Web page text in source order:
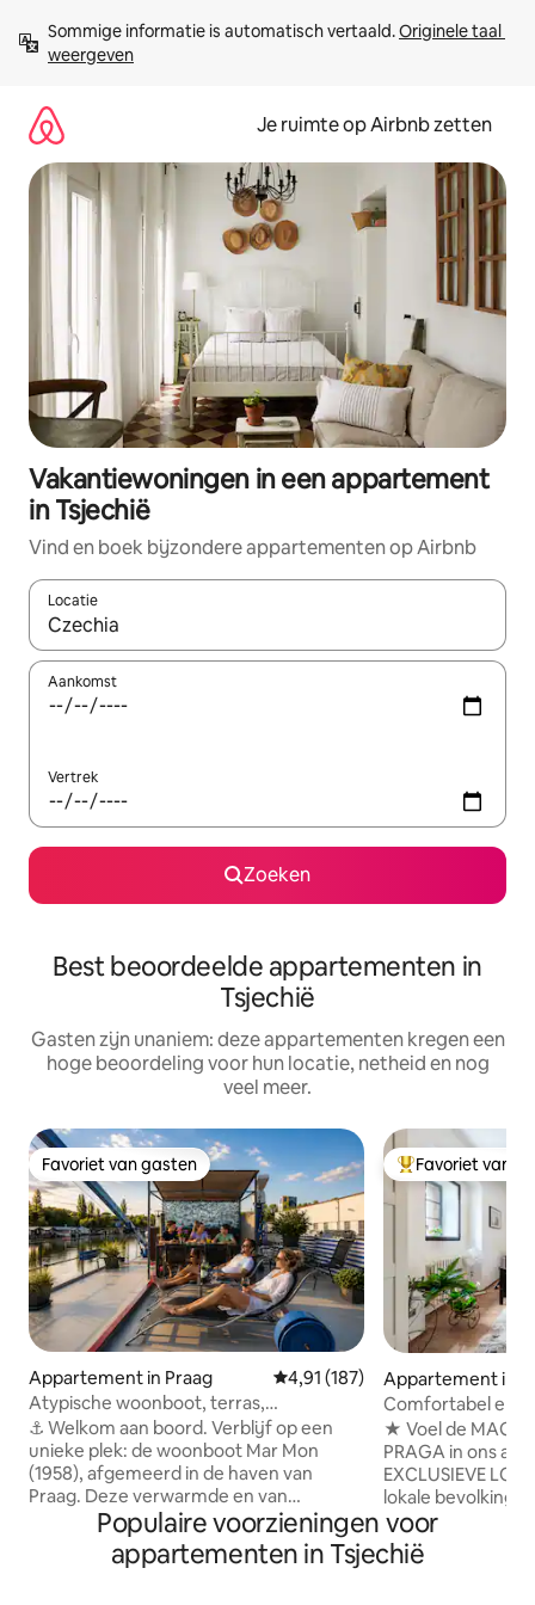
direct
naar
Sommige informatie is automatisch vertaald. Originele taal
weergeven
Je ruimte op Airbnb zetten
Vakantiewoningen in een appartement
in Tsjechië
Vind en boek bijzondere appartementen op Airbnb
Locatie
Wanneer er suggesties beschikbaar zijn, maak je een keuze
Aankomst
Vertrek
Zoeken
Best beoordeelde appartementen in
Tsjechië
Gasten zijn unaniem: deze appartementen kregen een
hoge beoordeling voor hun locatie, netheid en nog
veel meer.
Favoriet van gasten
Favoriet van gasten
Appartement in Praag Gemiddelde beoordeling van
4,91 (187)
Atypische woonboot, terras,
airconditioning
⚓ Welkom aan boord. Verblijf op een
unieke plek: de woonboot Mar Mon
(1958), afgemeerd in de haven van
Praag. Deze verwarmde en van
airconditioning voorziene
accommodatie in Le Capitaine
combineert de authentieke charme van
Topfavoriet van
Favoriet van
Appartement in
Comfortabel
historische
★ Voel de MAGIE
PRAGA in ons
EXCLUSIEVE LOCATIE!★
lokale bevolking
PRAGA★ vlakbij
jullie een
Populaire voorzieningen voor
appartementen in Tsjechië